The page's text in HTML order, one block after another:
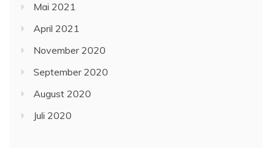
Mai 2021
April 2021
November 2020
September 2020
August 2020
Juli 2020